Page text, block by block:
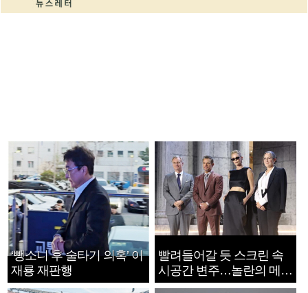
‘뺑소니 후 술타기 의혹’ 이
재룡 재판행
빨려들어갈 듯 스크린 속
시공간 변주…놀란의 메시
지는 ‘전쟁 속죄’